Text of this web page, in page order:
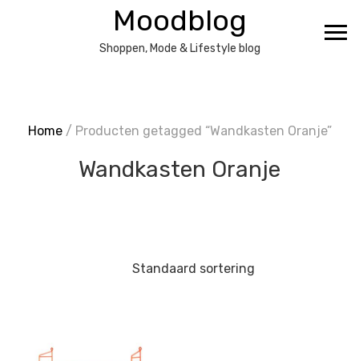
Moodblog
Shoppen, Mode & Lifestyle blog
Home/ Producten getagged “Wandkasten Oranje”
Wandkasten Oranje